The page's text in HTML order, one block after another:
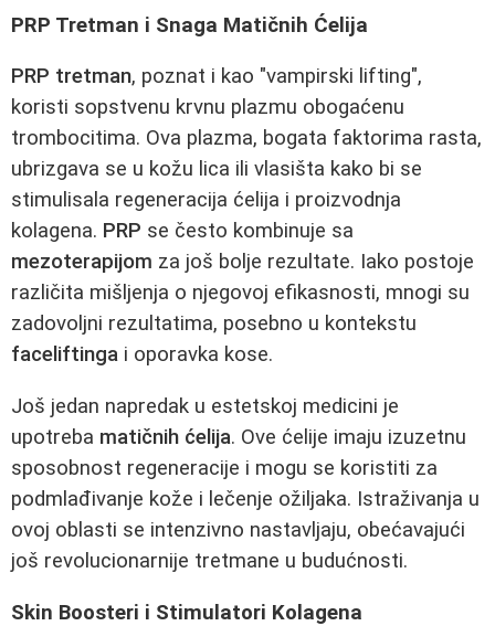
PRP Tretman i Snaga Matičnih Ćelija
PRP tretman, poznat i kao "vampirski lifting",
koristi sopstvenu krvnu plazmu obogaćenu
trombocitima. Ova plazma, bogata faktorima rasta,
ubrizgava se u kožu lica ili vlasišta kako bi se
stimulisala regeneracija ćelija i proizvodnja
kolagena. PRP se često kombinuje sa
mezoterapijom za još bolje rezultate. Iako postoje
različita mišljenja o njegovoj efikasnosti, mnogi su
zadovoljni rezultatima, posebno u kontekstu
faceliftinga i oporavka kose.
Još jedan napredak u estetskoj medicini je
upotreba matičnih ćelija. Ove ćelije imaju izuzetnu
sposobnost regeneracije i mogu se koristiti za
podmlađivanje kože i lečenje ožiljaka. Istraživanja u
ovoj oblasti se intenzivno nastavljaju, obećavajući
još revolucionarnije tretmane u budućnosti.
Skin Boosteri i Stimulatori Kolagena